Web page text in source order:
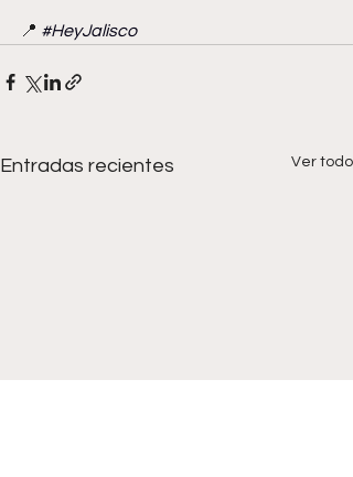
📍 #HeyJalisco
Entradas recientes Ver todo